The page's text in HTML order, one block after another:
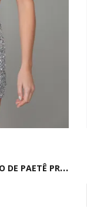
S
HORT SAIA COM FRANZIDO DE PAETÊ PRATA